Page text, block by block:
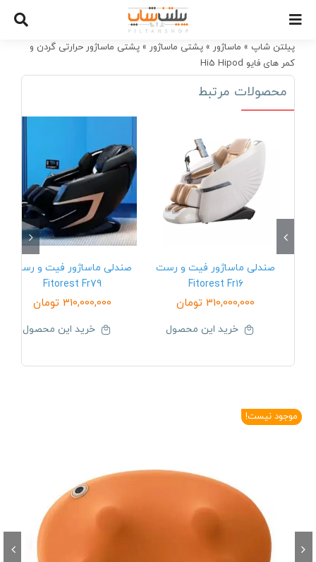
contentپیلتن شاپ » ماساژور » پشتی ماساژور » پشتی ماساژور حرارتی گردن و
کمر های فایو Hi5 Hipod
محصولات مرتبط
صندلی ماساژور فیت و رست
Fitorest Fr16
310,000,000 تومان
خرید این محصول
صندلی ماساژور فیت و رست
Fitorest Fr79
310,000,000 تومان
خرید این محصول
موجود نیست!